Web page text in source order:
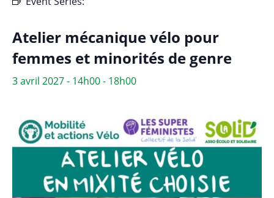
Atelier mécanique vélo pour
femmes et minorités de genre
3 avril 2027 - 14h00- 18h00